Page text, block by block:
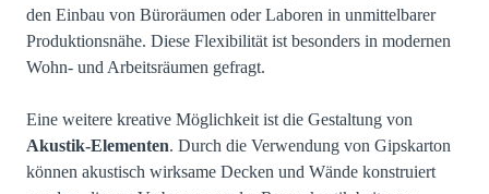
den Einbau von Büroräumen oder Laboren in unmittelbarer
Produktionsnähe. Diese Flexibilität ist besonders in modernen
Wohn- und Arbeitsräumen gefragt.
Eine weitere kreative Möglichkeit ist die Gestaltung von
Akustik-Elementen. Durch die Verwendung von Gipskarton
können akustisch wirksame Decken und Wände konstruiert